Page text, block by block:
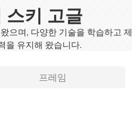
스키 고글
으며, 다양한 기술을 학습하고 제
을 유지해 왔습니다.
프레임